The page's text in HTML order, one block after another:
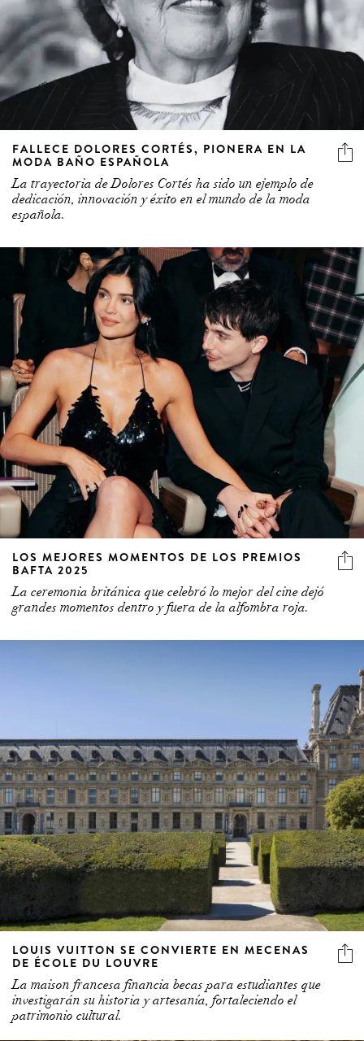
FALLECE DOLORES CORTÉS, PIONERA EN LA
MODA BAÑO ESPAÑOLA
La trayectoria de Dolores Cortés ha sido un ejemplo de
dedicación, innovación y éxito en el mundo de la moda
española.
LOS MEJORES MOMENTOS DE LOS PREMIOS
BAFTA 2025
La ceremonia británica que celebró lo mejor del cine dejó
grandes momentos dentro y fuera de la alfombra roja.
LOUIS VUITTON SE CONVIERTE EN MECENAS
DE ÉCOLE DU LOUVRE
La maison francesa financia becas para estudiantes que
investigarán su historia y artesanía, fortaleciendo el
patrimonio cultural.